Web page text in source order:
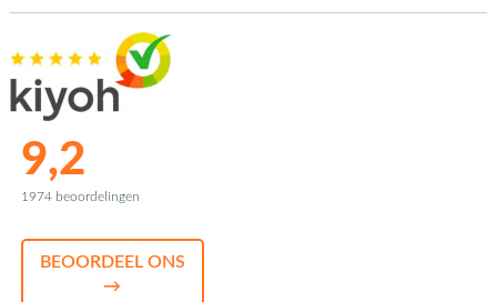
9,2
1974 beoordelingen
BEOORDEEL ONS
→